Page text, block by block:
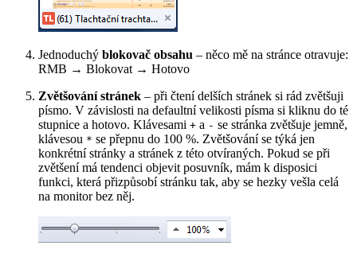
Jednoduchý blokovač obsahu – něco mě na stránce otravuje:
RMB → Blokovat → Hotovo
Zvětšování stránek – při čtení delších stránek si rád zvětšuji
písmo. V závislosti na defaultní velikosti písma si kliknu do té
stupnice a hotovo. Klávesami + a - se stránka zvětšuje jemně,
klávesou * se přepnu do 100 %. Zvětšování se týká jen
konkrétní stránky a stránek z této otvíraných. Pokud se při
zvětšení má tendenci objevit posuvník, mám k disposici
funkci, která přizpůsobí stránku tak, aby se hezky vešla celá
na monitor bez něj.